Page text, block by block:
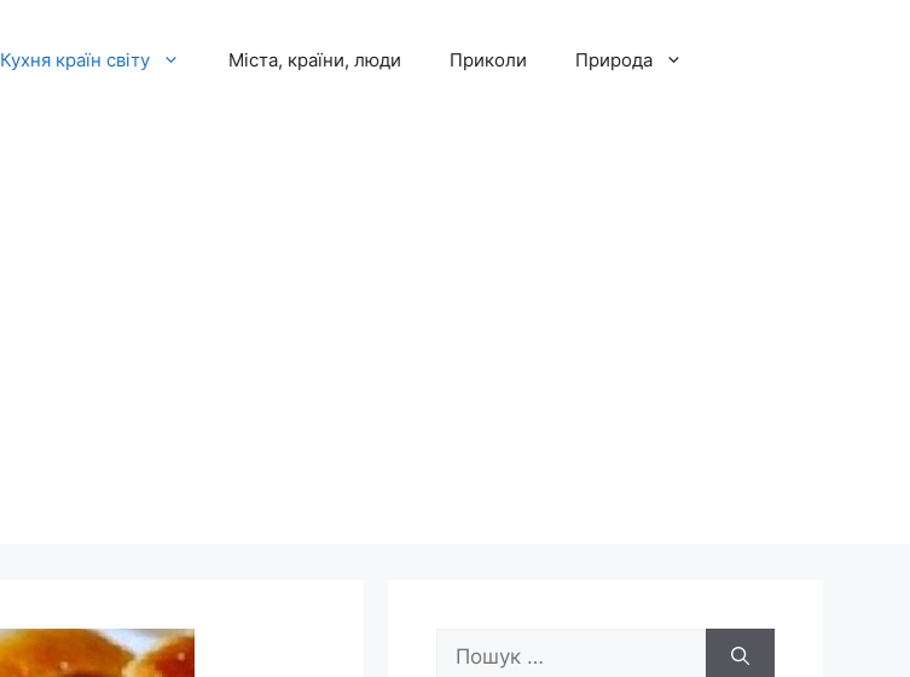
Кухня країн світу Міста, країни, люди Приколи Природа
Пошук: